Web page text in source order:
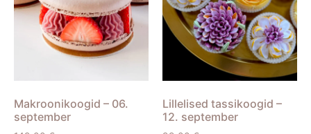
Makroonikoogid – 06.
september
Lillelised tassikoogid –
12. september